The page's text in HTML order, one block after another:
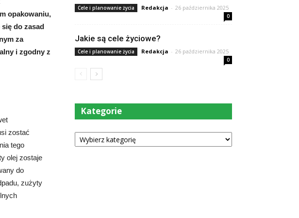
opakowaniu,
do zasad
za
i zgodny z
zostać
tego
olej zostaje
do
zużyty
Cele i planowanie życia Redakcja - 26 października 2025
0
Jakie są cele życiowe?
Cele i planowanie życia Redakcja - 26 października 2025
0
Kategorie
Kategorie